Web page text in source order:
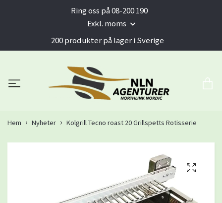
Ring oss på 08-200 190
Exkl. moms
200 produkter på lager i Sverige
Hem Nyheter Kolgrill Tecno roast 20 Grillspetts Rotisserie